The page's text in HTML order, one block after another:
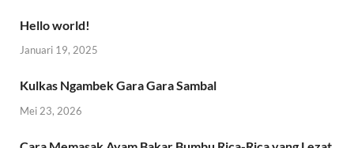
Hello world!
Januari 19, 2025
Kulkas Ngambek Gara Gara Sambal
Mei 23, 2026